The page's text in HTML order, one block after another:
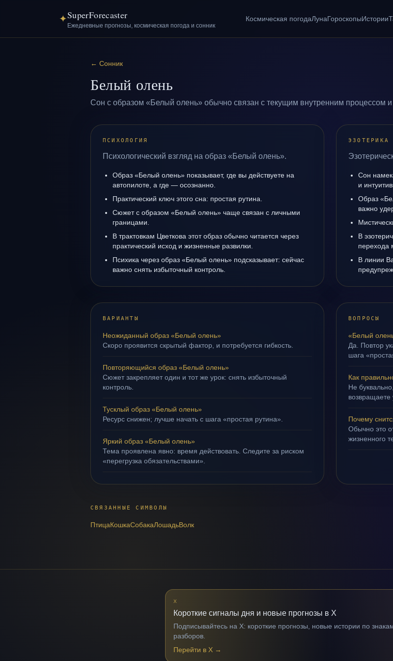
✦SuperForecaster
Ежедневные прогнозы, космическая погода и сонник
Космическая погодаЛунаГороскопыИстории
← Сонник
Белый олень
Сон с образом «Белый олень» обычно связан с текущим внутренним процессом
ПСИХОЛОГИЯ
Психологический взгляд на образ «Белый олень».
Образ «Белый олень» показывает, где вы действуете на
автопилоте, а где — осознанно.
Практический ключ этого сна: простая рутина.
Сюжет с образом «Белый олень» чаще связан с личными
границами.
В трактовкам Цветкова этот образ обычно читается через
практический исход и жизненные развилки.
Психика через образ «Белый олень» подсказывает: сейчас
важно снять избыточный контроль.
ЭЗОТЕРИКА
Сон
и
Образ
важно
В
перехода
В линии
ВАРИАНТЫ
Неожиданный образ «Белый олень»
Скоро проявится скрытый фактор, и потребуется гибкость.
Повторяющийся образ «Белый олень»
Сюжет закрепляет один и тот же урок: снять избыточный
контроль.
Тусклый образ «Белый олень»
Ресурс снижен; лучше начать с шага «простая рутина».
Яркий образ «Белый олень»
Тема проявлена явно: время действовать. Следите за риском
«перегрузка обязательствами».
ВОПРОСЫ
«Белый
Да. Повтор
шага
Как
Не
возвращаете
Почему
Обычно это
жизненного
СВЯЗАННЫЕ СИМВОЛЫ
ПтицаКошкаСобакаЛошадьВолк
X
Короткие сигналы дня и новые прогнозы в X
Подписывайтесь на X: короткие прогнозы, новые истории по
разборов.
Перейти в X →